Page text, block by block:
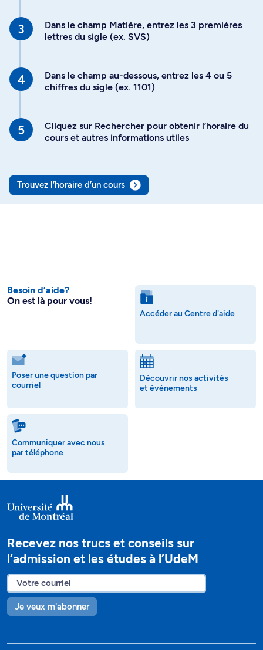
Dans le champ Matière, entrez les 3 premières
lettres du sigle (ex. SVS)
Dans le champ au-dessous, entrez les 4 ou 5
chiffres du sigle (ex. 1101)
Cliquez sur Rechercher pour obtenir l’horaire du
cours et autres informations utiles
Trouvez l’horaire d’un cours
Besoin d’aide?
On est là pour vous!
Accéder au Centre d'aide
Poser une question par
courriel
Découvrir nos activités
et événements
Communiquer avec nous
par téléphone
Recevez nos trucs et conseils sur
l’admission et les études à l’UdeM
Je veux m'abonner